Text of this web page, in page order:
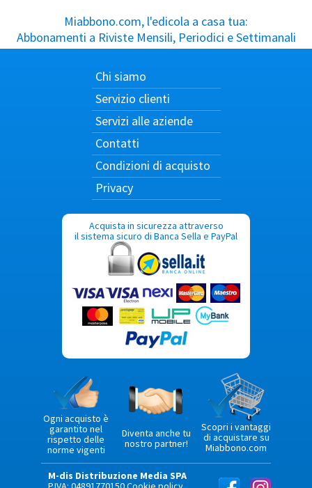
Miabbono.com, l'edicola a casa tua:
Abbonamenti a Riviste Mensili, Periodici e Settimanali
Chi siamo
Servizio clienti
Servizi alle aziende
Contatti
Condizioni di acquisto
Privacy
Acquista in sicurezza attraverso
il sistema sicuro di Banca Sella e PayPal
Ogni acquisto è
garantito nel
rispetto delle
norme vigenti
Diventa anche tu
nostro partner!
Scopri i vantaggi
di acquistare su
Miabbono.com
M-dis Distribuzione Media SPA